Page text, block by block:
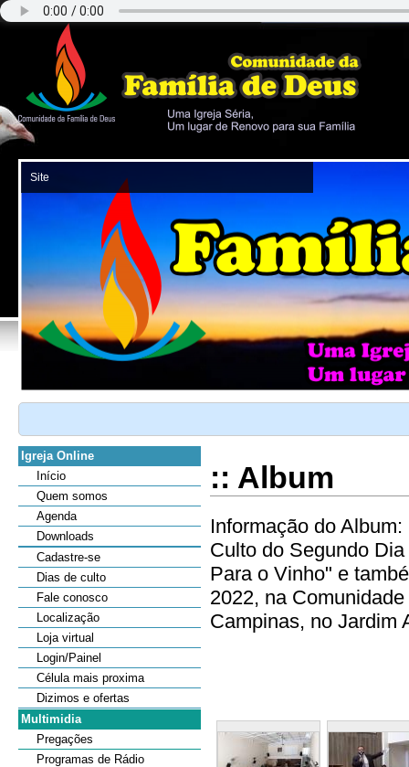
Igreja Online
Início
Quem somos
Agenda
Downloads
Cadastre-se
Dias de culto
Fale conosco
Localização
Loja virtual
Login/Painel
Célula mais proxima
Dizimos e ofertas
Multimidia
Pregações
Programas de Rádio
:: Album
Informação do Album:
Culto do Segundo
Para o Vinho" e
2022, na
Campinas, no Jardim